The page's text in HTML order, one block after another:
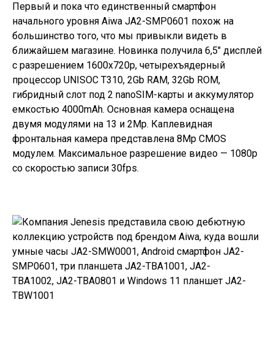
Первый и пока что единственный смартфон
начального уровня Aiwa JA2-SMP0601 похож на
большинство того, что мы привыкли видеть в
ближайшем магазине. Новинка получила 6,5″ дисплей
с разрешением 1600x720p, четырехъядерный
процессор UNISOC T310, 2Gb RAM, 32Gb ROM,
гибридный слот под 2 nanoSIM-карты и аккумулятор
емкостью 4000mAh. Основная камера оснащена
двумя модулями на 13 и 2Mp. Каплевидная
фронтальная камера представлена 8Mp CMOS
модулем. Максимальное разрешение видео — 1080p
со скоростью записи 30fps.